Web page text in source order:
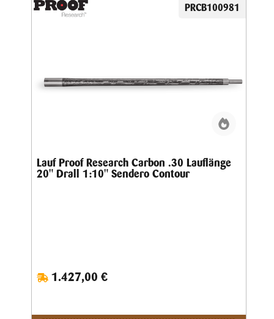
PRCB100981
Lauf Proof Research Carbon .30 Lauflänge
20" Drall 1:10" Sendero Contour
1.427,00 €